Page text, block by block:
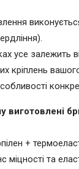
усе залежить
кріплень
виготовлені
+
міцності та